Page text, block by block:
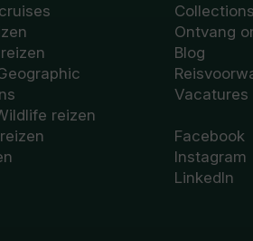
reizen
Collections
Ontvang
Blog
Vacatures
Facebook
Instagram
LinkedIn